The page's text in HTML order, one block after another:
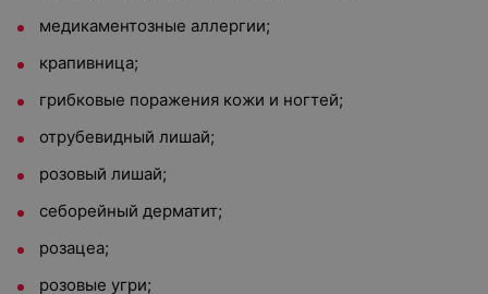
медикаментозные аллергии;
крапивница;
грибковые поражения кожи и ногтей;
отрубевидный лишай;
розовый лишай;
себорейный дерматит;
розацеа;
розовые угри;